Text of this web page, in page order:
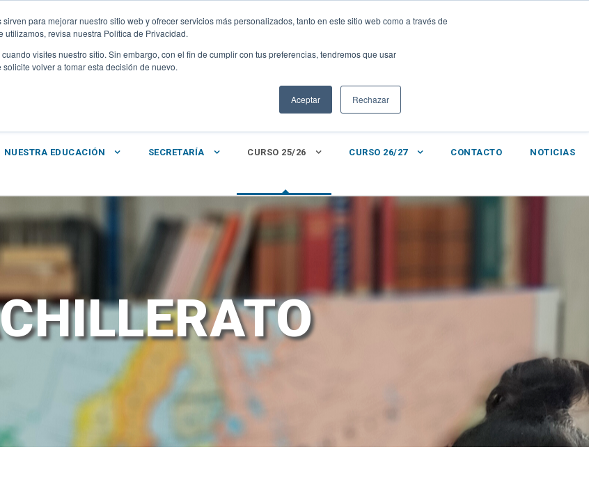
para mejorar nuestro sitio web y ofrecer servicios más personalizados, tanto en este sitio web como a través de
revisa nuestra Política de Privacidad.
visites nuestro sitio. Sin embargo, con el fin de cumplir con tus preferencias, tendremos que usar
volver a tomar esta decisión de nuevo.
Aceptar Rechazar
CLASSROOM WEB ACADÉMICA ALEXIA | LOYOLA DIGITAL
+34 928 31 40 00
NUESTRA EDUCACIÓN SECRETARÍA CURSO 25/26 CURSO 26/27 CONTACTO NOTICIAS